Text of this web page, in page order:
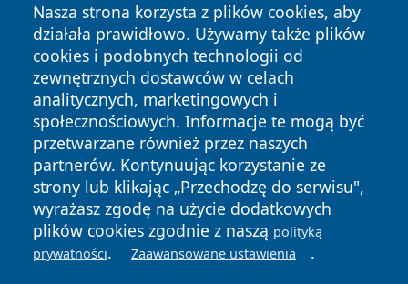
Nasza strona korzysta z plików cookies, aby
działała prawidłowo. Używamy także plików
cookies i podobnych technologii od
zewnętrznych dostawców w celach
analitycznych, marketingowych i
społecznościowych. Informacje te mogą być
przetwarzane również przez naszych
partnerów. Kontynuując korzystanie ze
strony lub klikając „Przechodzę do serwisu",
wyrażasz zgodę na użycie dodatkowych
plików cookies zgodnie z naszą polityką
prywatności. Zaawansowane ustawienia .
Copyright © 2026 kochamsiedlce.pl Wszystkie prawa
zastrzeżone.
News Autorzy
Polityka
Prywatności
Polityka
Cookies